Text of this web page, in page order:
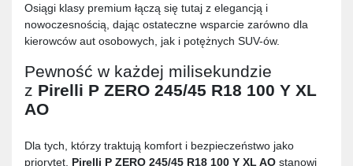
Osiągi klasy premium łączą się tutaj z elegancją i
nowoczesnością, dając ostateczne wsparcie zarówno dla
kierowców aut osobowych, jak i potężnych SUV-ów.
Pewność w każdej milisekundzie
z Pirelli P ZERO 245/45 R18 100 Y XL
AO
Dla tych, którzy traktują komfort i bezpieczeństwo jako
priorytet, Pirelli P ZERO 245/45 R18 100 Y XL AO stanowi